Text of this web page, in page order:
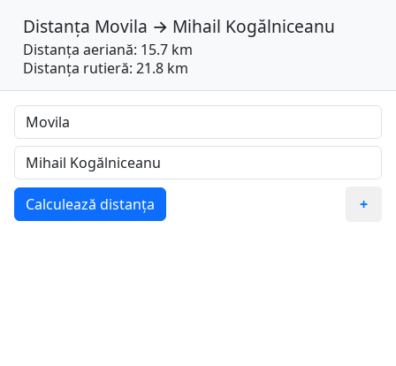
Distanța Movila → Mihail Kogălniceanu
Distanța aeriană: 15.7 km
Distanța rutieră: 21.8 km
Calculează distanța +